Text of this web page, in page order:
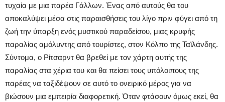
τυχαία με μια παρέα Γάλλων. Ένας από αυτούς θα του
αποκαλύψει μέσα στις παραισθήσεις του λίγο πριν φύγει από τη
ζωή την ύπαρξη ενός μυστικού παραδείσου, μιας κρυφής
παραλίας αμόλυντης από τουρίστες, στον Κόλπο της Ταϊλάνδης.
Σύντομα, ο Ρίτσαρντ θα βρεθεί με τον χάρτη αυτής της
παραλίας στα χέρια του και θα πείσει τους υπόλοιπους της
παρέας να ταξιδέψουν σε αυτό το ονειρικό μέρος για να
βιώσουν μια εμπειρία διαφορετική. Όταν φτάσουν όμως εκεί, θα